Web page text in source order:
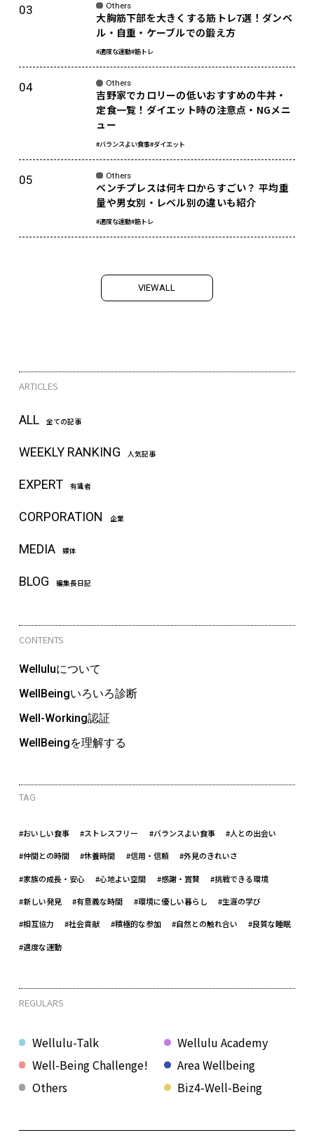
Others
大胸筋下部を大きくする筋トレ7選！ダンベ
ル・自重・ケーブルでの鍛え方
#適度な運動#筋トレ
Others
吉野家でカロリーの低いおすすめの牛丼・
定食一覧！ダイエット時の注意点・NGメニ
ュー
#バランスよい食事#ダイエット
Others
ベンチプレスは何キロからすごい？ 平均重
量や男女別・レベル別の違いも紹介
#適度な運動#筋トレ
VIEWALL
ARTICLES
ALL 全ての記事
WEEKLY RANKING 人気記事
EXPERT 有識者
CORPORATION 企業
MEDIA 媒体
BLOG 編集長日記
CONTENTS
Welluluについて
WellBeingいろいろ診断
Well-Working認証
WellBeingを理解する
TAG
#おいしい食事 #ストレスフリー #バランスよい食事 #人との出会い
#仲間との時間 #休養時間 #信用・信頼 #外見のきれいさ
#家族の成長・安心 #心地よい空間 #感謝・賞賛 #挑戦できる環境
#新しい発見 #有意義な時間 #環境に優しい暮らし #生涯の学び
#相互協力 #社会貢献 #積極的な参加 #自然との触れ合い #良質な睡眠
#適度な運動
REGULARS
Wellulu-Talk
Well-Being Challenge!
Biz4-Well-Being
Wellulu Academy
Area Wellbeing
Others